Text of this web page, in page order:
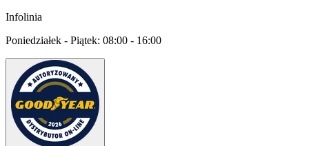
Infolinia
Poniedziałek - Piątek: 08:00 - 16:00